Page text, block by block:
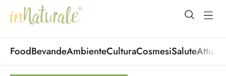
open
FoodBevandeAmbienteCulturaCosmesiSalute